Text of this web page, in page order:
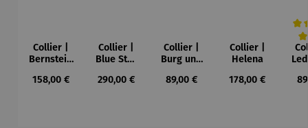
Collier |
Bernstein
Mond und
Regulärer Preis:
158,00 €
Collier |
Blue Star
Waszak
Regulärer Preis:
290,00 €
Collier |
Burg und
Paul Klee
Regulärer Preis:
89,00 €
Collier |
Helena
Regulärer Preis:
178,00 €